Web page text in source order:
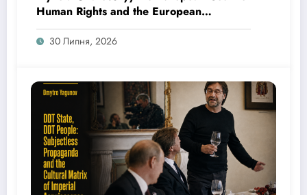
Human Rights and the European
Committee for the Prevention of Torture
and Inhuman or Degrading Treatment or
30 Липня, 2026